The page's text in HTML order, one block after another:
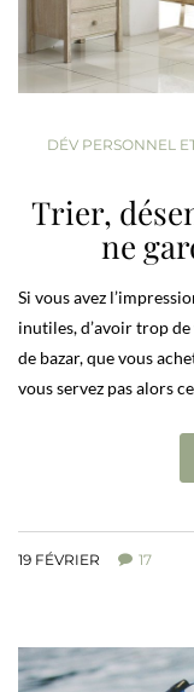
DÉV PERSONNEL
Trier,
ne
Si vous avez
inutiles, d’avoir trop
de bazar, que vous
vous servez pas alors
19 FÉVRIER 17